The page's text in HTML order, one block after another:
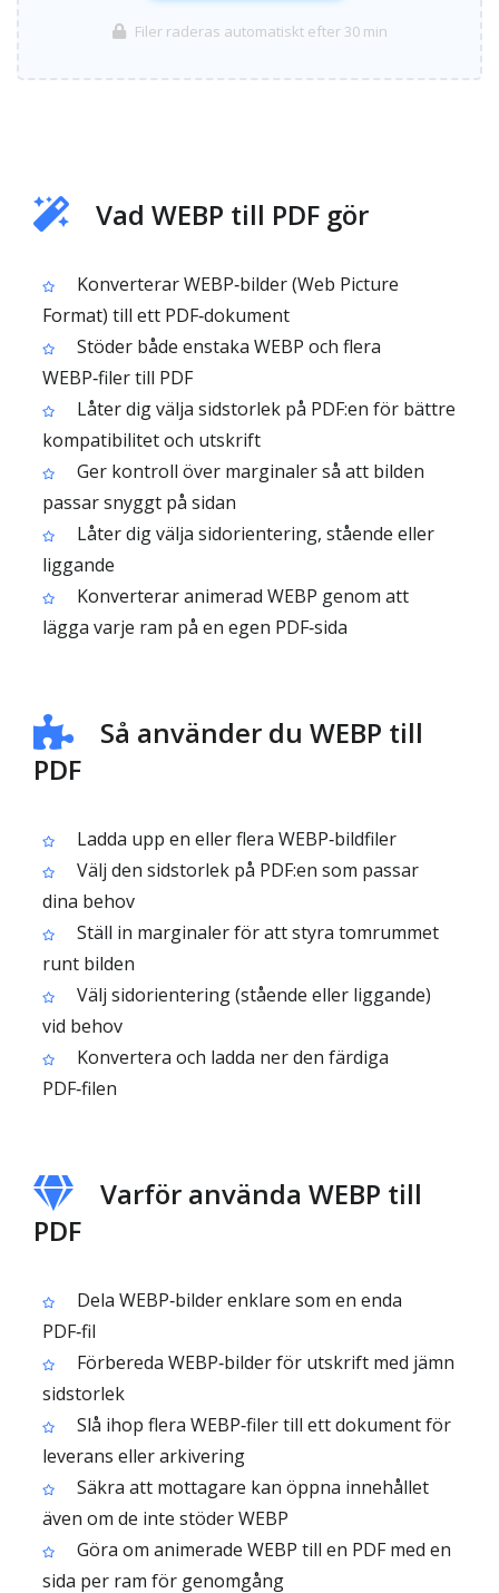
Filer raderas automatiskt efter 30 min
Vad WEBP till PDF gör
Konverterar WEBP‑bilder (Web Picture
Format) till ett PDF‑dokument
Stöder både enstaka WEBP och flera
WEBP‑filer till PDF
Låter dig välja sidstorlek på PDF:en för bättre
kompatibilitet och utskrift
Ger kontroll över marginaler så att bilden
passar snyggt på sidan
Låter dig välja sidorientering, stående eller
liggande
Konverterar animerad WEBP genom att
lägga varje ram på en egen PDF‑sida
Så använder du WEBP till
PDF
Ladda upp en eller flera WEBP‑bildfiler
Välj den sidstorlek på PDF:en som passar
dina behov
Ställ in marginaler för att styra tomrummet
runt bilden
Välj sidorientering (stående eller liggande)
vid behov
Konvertera och ladda ner den färdiga
PDF‑filen
Varför använda WEBP till
PDF
Dela WEBP‑bilder enklare som en enda
PDF‑fil
Förbereda WEBP‑bilder för utskrift med jämn
sidstorlek
Slå ihop flera WEBP‑filer till ett dokument för
leverans eller arkivering
Säkra att mottagare kan öppna innehållet
även om de inte stöder WEBP
Göra om animerade WEBP till en PDF med en
sida per ram för genomgång